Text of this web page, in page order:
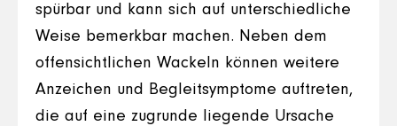
spürbar und kann sich auf unterschiedliche
Weise bemerkbar machen. Neben dem
offensichtlichen Wackeln können weitere
Anzeichen und Begleitsymptome auftreten,
die auf eine zugrunde liegende Ursache